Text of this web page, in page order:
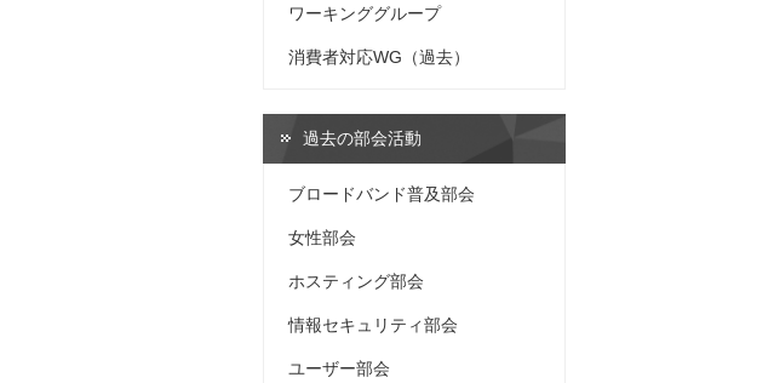
ワーキンググループ
消費者対応WG（過去）
過去の部会活動
ブロードバンド普及部会
女性部会
ホスティング部会
情報セキュリティ部会
ユーザー部会